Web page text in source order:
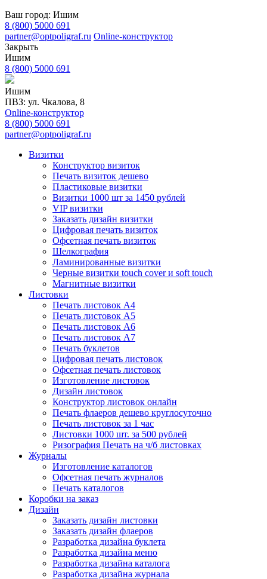
Ваш город: Ишим
8 (800) 5000 691
partner@optpoligraf.ru Online-конструктор
Закрыть
Ишим
8 (800) 5000 691
Ишим
ПВЗ: ул. Чкалова, 8
Online-конструктор
8 (800) 5000 691
partner@optpoligraf.ru
Визитки
Конструктор визиток
Печать визиток дешево
Пластиковые визитки
Визитки 1000 шт за 1450 рублей
VIP визитки
Заказать дизайн визитки
Цифровая печать визиток
Офсетная печать визиток
Шелкография
Ламинированные визитки
Черные визитки touch cover и soft touch
Магнитные визитки
Листовки
Печать листовок А4
Печать листовок А5
Печать листовок А6
Печать листовок А7
Печать буклетов
Цифровая печать листовок
Офсетная печать листовок
Изготовление листовок
Дизайн листовок
Конструктор листовок онлайн
Печать флаеров дешево круглосуточно
Печать листовок за 1 час
Листовки 1000 шт. за 500 рублей
Ризография Печать на ч/б листовках
Журналы
Изготовление каталогов
Офсетная печать журналов
Печать каталогов
Коробки на заказ
Дизайн
Заказать дизайн листовки
Заказать дизайн флаеров
Разработка дизайна буклета
Разработка дизайна меню
Разработка дизайна каталога
Разработка дизайна журнала